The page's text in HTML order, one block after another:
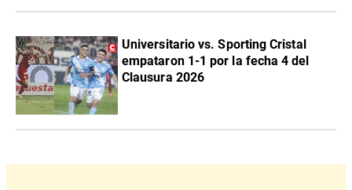
Universitario vs. Sporting Cristal
empataron 1-1 por la fecha 4 del
Clausura 2026